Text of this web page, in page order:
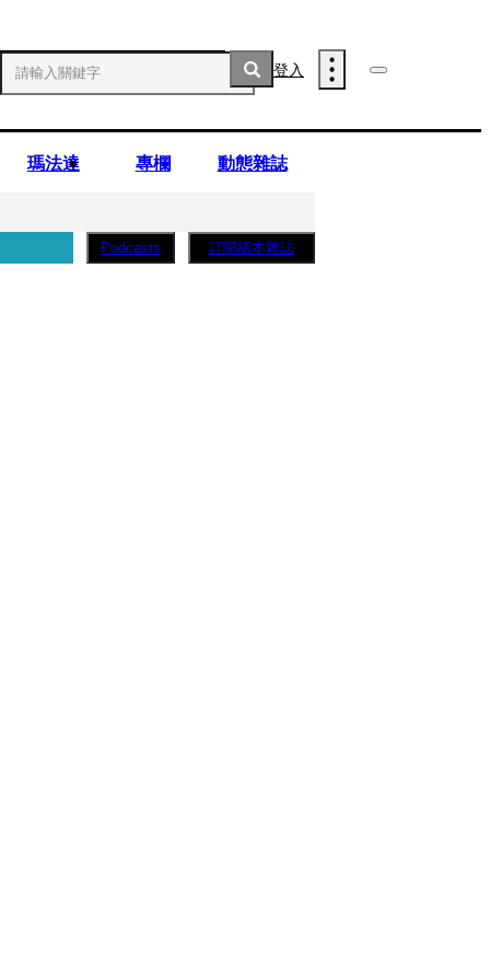
登入
瑪法達 專欄 動態雜誌
Podcasts 訂閱紙本雜誌